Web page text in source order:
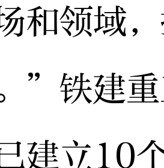
和领域
”铁建
建立10